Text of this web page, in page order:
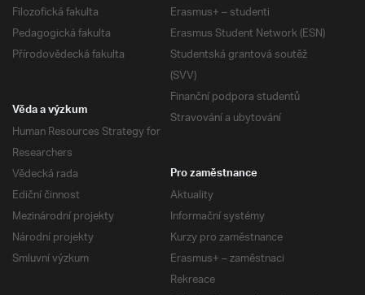
Filozofická fakulta
Pedagogická fakulta
Přírodovědecká fakulta
Erasmus+ – studenti
Erasmus Student Network (ESN)
Studentská grantová soutěž
(SVV)
Finanční podpora studentů
Stravování a ubytování
Věda a výzkum
Human Resources Strategy for
Researchers
Vědecká rada
Ediční činnost
Mezinárodní projekty
Národní projekty
Smluvní výzkum
Pro zaměstnance
Aktuality
Informační systémy
Kurzy pro zaměstnance
Erasmus+ – zaměstnaci
Rekreace